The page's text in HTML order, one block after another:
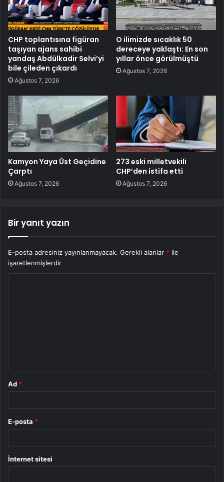
CHP toplantısına figüran
taşıyan ajans sahibi
yandaş Abdülkadir Selvi’yi
bile çileden çıkardı
Ağustos 7, 2026
O ilimizde sıcaklık 50
dereceye yaklaştı: En son
yıllar önce görülmüştü
Ağustos 7, 2026
Kamyon Yaya Üst Geçidine
Çarptı
Ağustos 7, 2026
273 eski milletvekili
CHP’den istifa etti
Ağustos 7, 2026
Bir yanıt yazın
E-posta adresiniz yayınlanmayacak. Gerekli alanlar * ile
işaretlenmişlerdir
Ad *
E-posta *
İnternet sitesi